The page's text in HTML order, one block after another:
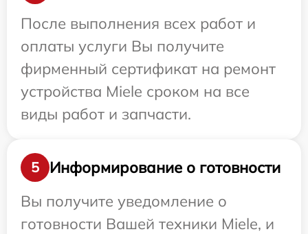
После выполнения всех работ и
оплаты услуги Вы получите
фирменный сертификат на ремонт
устройства Miele сроком на все
виды работ и запчасти.
5
Информирование о готовности
Вы получите уведомление о
готовности Вашей техники Miele, и